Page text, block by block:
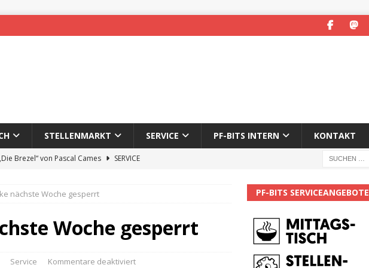
STELLENMARKT SERVICE PF-BITS INTERN KONTAKT
Brezel“ von Pascal Cames
SERVICE
des 65. Fasnetsumzugs Dillweißenstein
Der Mann hinter PF-Bits lebt nicht mehr
nächste Woche gesperrt
Woche gesperrt
Service Kommentare deaktiviert
PF-BITS SERVICEANGEBOTE